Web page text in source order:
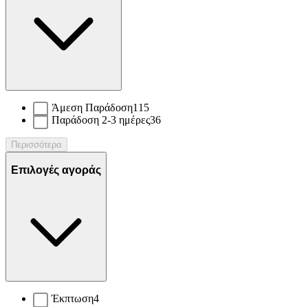
Άμεση Παράδοση115
Παράδοση 2-3 ημέρες36
Περισσότερα
Επιλογές αγοράς
Έκπτωση4